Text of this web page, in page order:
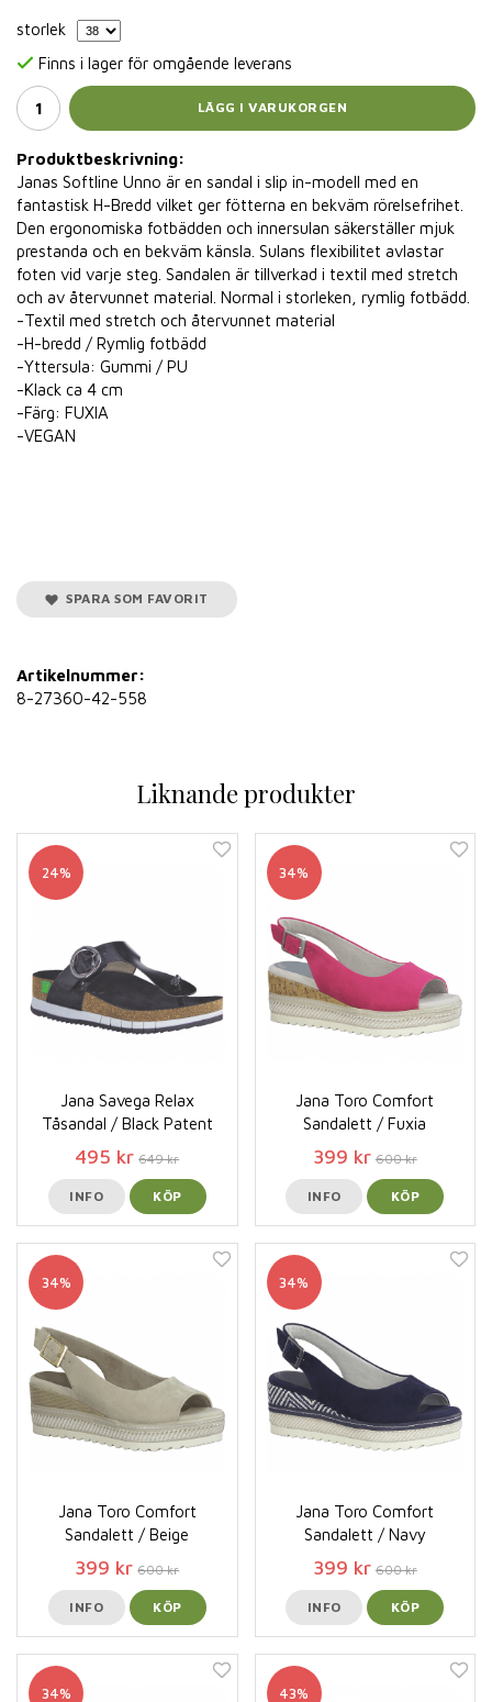
storlek
Finns i lager för omgående leverans
LÄGG I VARUKORGEN
Produktbeskrivning:
Janas Softline Unno är en sandal i slip in-modell med en
fantastisk H-Bredd vilket ger fötterna en bekväm rörelsefrihet.
Den ergonomiska fotbädden och innersulan säkerställer mjuk
prestanda och en bekväm känsla. Sulans flexibilitet avlastar
foten vid varje steg. Sandalen är tillverkad i textil med stretch
och av återvunnet material. Normal i storleken, rymlig fotbädd.
-Textil med stretch och återvunnet material
-H-bredd / Rymlig fotbädd
-Yttersula: Gummi / PU
-Klack ca 4 cm
-Färg: FUXIA
-VEGAN
SPARA SOM FAVORIT
Artikelnummer:
8-27360-42-558
Liknande produkter
24%
Jana Savega Relax
Tåsandal / Black Patent
495 kr 649 kr
INFO KÖP
34%
Jana Toro Comfort
Sandalett / Fuxia
399 kr 600 kr
INFO KÖP
34%
Jana Toro Comfort
Sandalett / Beige
399 kr 600 kr
INFO KÖP
34%
Jana Toro Comfort
Sandalett / Navy
399 kr 600 kr
INFO KÖP
34% 43%